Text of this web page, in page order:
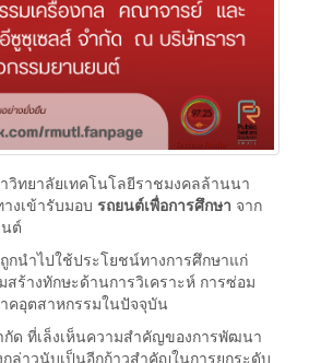
ทยาลัยเทคโนโลยีราชมงคลล้านนา
งเข้ารับมอบ รถยนต์เพื่อการศึกษา จาก
ต์
นำไปใช้ประโยชน์ทางการศึกษาแก่
สร้างทักษะด้านการวิเคราะห์ การซ่อม
คอุตสาหกรรมในปัจจุบัน
ด ที่เล็งเห็นความสำคัญของการพัฒนา
ล่าวนับเป็นอีกก้าวสำคัญในการยกระดับ